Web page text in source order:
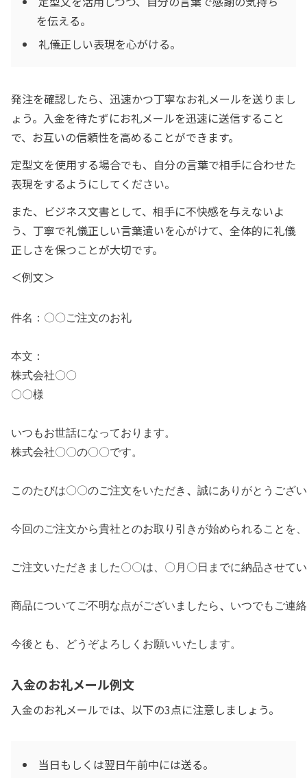
を伝える。
礼儀正しい表現を心がける。
発注を確認したら、迅速かつ丁寧なお礼メールを送りまし
ょう。入金を待たずにお礼メールを迅速に送信すること
で、お互いの信頼性を高めることができます。
定型文を使用する場合でも、自分の言葉で相手に合わせた
表現をするようにしてください。
また、ビジネス文書として、相手に不快感を与えないよ
う、丁寧で礼儀正しい言葉遣いを心がけて、全体的に礼儀
正しさを保つことが大切です。
＜例文＞
件名：〇〇ご注文のお礼
本文：
株式会社〇〇
〇〇様
いつもお世話になっております。
株式会社〇〇の〇〇です。
このたびは〇〇のご注文をいただき 、 誠にありがとうござ
今回のご注文から貴社とのお取り引きが始められることを
ご注文いただきました〇〇は、〇月〇日までに納品させて
商品についてご不明な点がございましたら、 いつでもご連
今後とも、どうぞよろしくお願いいたします。
入金のお礼メール例文
入金のお礼メールでは、以下の3点に注意しましょう。
当日もしくは翌日午前中には送る。